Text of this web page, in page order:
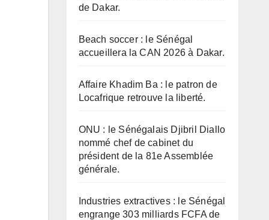
de Dakar.
Beach soccer : le Sénégal
accueillera la CAN 2026 à Dakar.
Affaire Khadim Ba : le patron de
Locafrique retrouve la liberté.
ONU : le Sénégalais Djibril Diallo
nommé chef de cabinet du
président de la 81e Assemblée
générale.
Industries extractives : le Sénégal
engrange 303 milliards FCFA de